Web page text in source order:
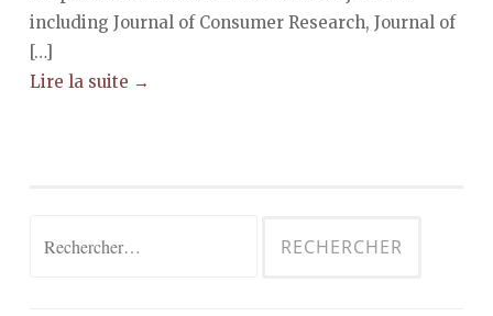
including Journal of Consumer Research, Journal of
[…]
Lire la suite →